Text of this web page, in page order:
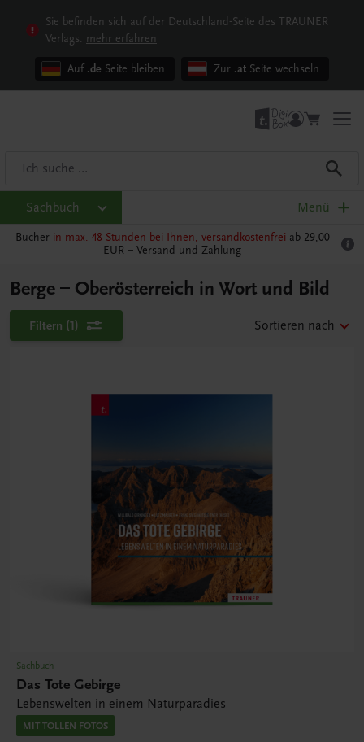
Sie befinden sich auf der Deutschland-Seite des TRAUNER
Verlags. mehr erfahren
Auf .de Seite bleiben Zur .at Seite wechseln
Sachbuch Menü
Bücher in max. 48 Stunden bei Ihnen, versandkostenfrei ab 29,00
EUR – Versand und Zahlung
Berge – Oberösterreich in Wort und Bild
Filtern (1) Sortieren nach
Sachbuch
Das Tote Gebirge
Lebenswelten in einem Naturparadies
MIT TOLLEN FOTOS